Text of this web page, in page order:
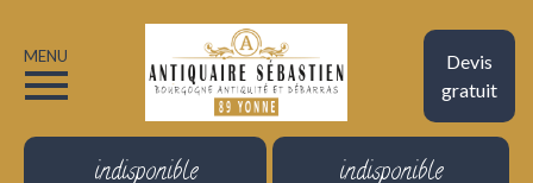
Devis
gratuit
MENU
indisponible indisponible